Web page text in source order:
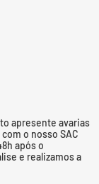
apresente avarias
o nosso SAC
após o
e realizamos a